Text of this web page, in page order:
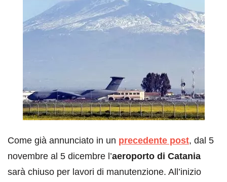
Come già annunciato in un precedente post, dal 5
novembre al 5 dicembre l’aeroporto di Catania
sarà chiuso per lavori di manutenzione. All’inizio